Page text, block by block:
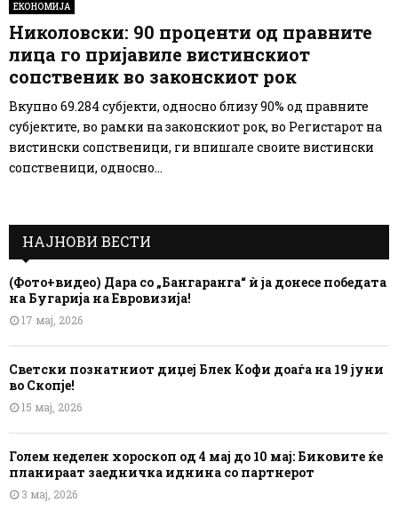
ЕКОНОМИЈА
Николовски: 90 проценти од правните
лица го пријавиле вистинскиот
сопственик во законскиот рок
Вкупно 69.284 субјекти, односно близу 90% од правните
субјектите, во рамки на законскиот рок, во Регистарот на
вистински сопственици, ги впишале своите вистински
сопственици, односно...
НАЈНОВИ ВЕСТИ
(Фото+видео) Дара со „Бангаранга“ ѝ ја донесе победата
на Бугарија на Евровизија!
17 мај, 2026
Светски познатниот диџеј Блек Кофи доаѓа на 19 јуни
во Скопје!
15 мај, 2026
Голем неделен хороскоп од 4 мај до 10 мај: Биковите ќе
планираат заедничка иднина со партнерот
3 мај, 2026